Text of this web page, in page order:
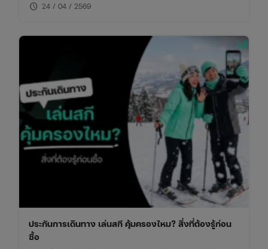
ยังไง และต้องเตรียมอะไรบ้าง
schedule 24 / 04 / 2569
ประกันการเดินทาง เล่นสกี คุ้มครองไหม? สิ่งที่ต้องรู้ก่อน
ซื้อ